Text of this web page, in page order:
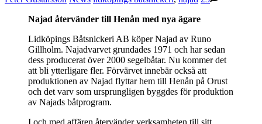
Najad återvänder till Henån med nya ägare
Lidköpings Båtsnickeri AB köper Najad av Runo
Gillholm. Najadvarvet grundades 1971 och har sedan
dess producerat över 2000 segelbåtar. Nu kommer det
att bli ytterligare fler. Förvärvet innebär också att
produktionen av Najad flyttar hem till Henån på Orust
och det varv som ursprungligen byggdes för produktion
av Najads båtprogram.
I och med affären återvänder verksamheten till sitt